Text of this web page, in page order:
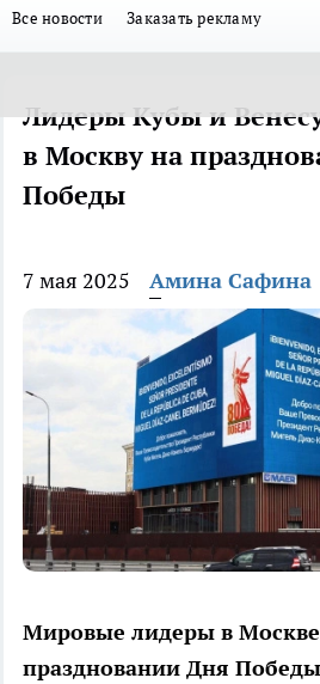
Все новости Заказать рекламу
Лидеры Кубы и
в Москву на
Победы
7 мая 2025 Амина Сафина
Мировые лидеры в
праздновании Дня Победы